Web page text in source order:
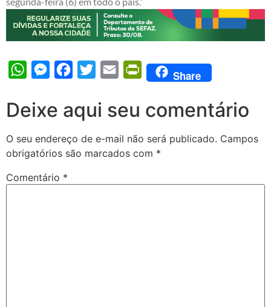
WhatsAppMessengerFacebook
Twitter Email PrintFriendly
Share
Deixe aqui seu comentário
O seu endereço de e-mail não será publicado. Campos
obrigatórios são marcados com *
Comentário *